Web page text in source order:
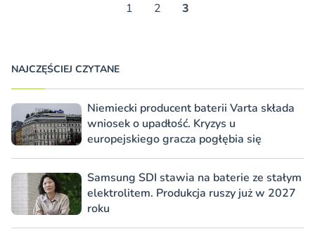
1 2 3
NAJCZĘŚCIEJ CZYTANE
Niemiecki producent baterii Varta składa
wniosek o upadłość. Kryzys u
europejskiego gracza pogłębia się
Samsung SDI stawia na baterie ze stałym
elektrolitem. Produkcja ruszy już w 2027
roku